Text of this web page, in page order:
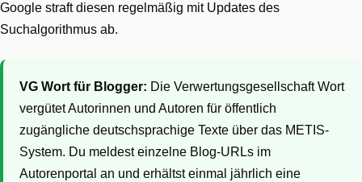
Google straft diesen regelmäßig mit Updates des
Suchalgorithmus ab.
VG Wort für Blogger: Die Verwertungsgesellschaft Wort
vergütet Autorinnen und Autoren für öffentlich
zugängliche deutschsprachige Texte über das METIS-
System. Du meldest einzelne Blog-URLs im
Autorenportal an und erhältst einmal jährlich eine